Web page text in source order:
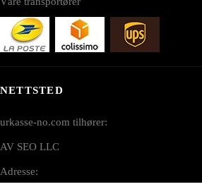
NETTSTED
urkasse-no.com tilhører:
AV SEO LLC
Adresse: